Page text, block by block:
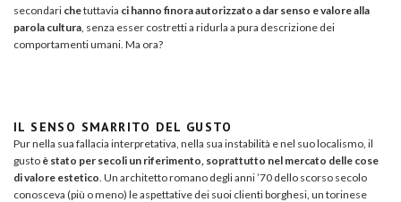
secondari chetuttavia ci hanno finora autorizzato a dar senso e valore alla
parola cultura , senza esser costretti a ridurla a pura descrizione dei
comportamenti umani. Ma ora?
IL SENSO SMARRITO DEL GUSTO
Pur nella sua fallacia interpretativa, nella sua instabilità e nel suo localismo, il
gusto è stato per secoli un riferimento, soprattutto nel mercato delle cose
di valore estetico . Un architetto romano degli anni ’70 dello scorso secolo
conosceva (più o meno) le aspettative dei suoi clienti borghesi, un torinese